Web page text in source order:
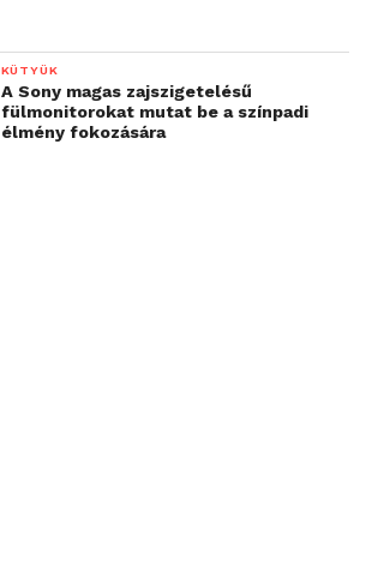
KÜTYÜK
A Sony magas zajszigetelésű
fülmonitorokat mutat be a színpadi
élmény fokozására